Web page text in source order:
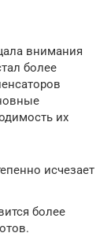
внимания
более
их
исчезает
более